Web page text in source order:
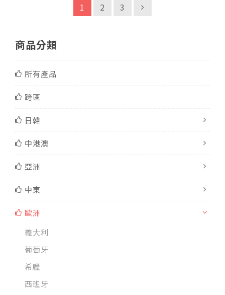
1 2 3
商品分類
所有產品
跨區
日韓
中港澳
亞洲
中東
歐洲
義大利
葡萄牙
希臘
西班牙